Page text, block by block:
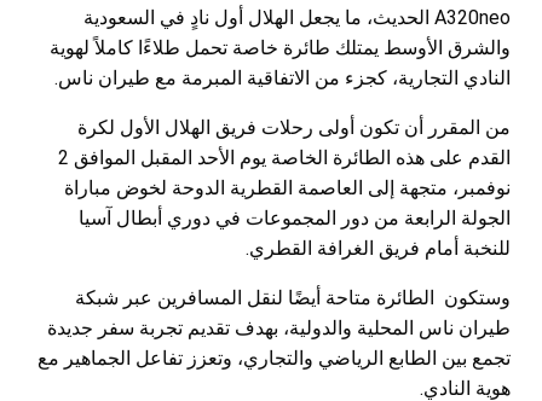
A320neo الحديث، ما يجعل الهلال أول نادٍ في السعودية
والشرق الأوسط يمتلك طائرة خاصة تحمل طلاءًا كاملاً لهوية
النادي التجارية، كجزء من الاتفاقية المبرمة مع طيران ناس.
من المقرر أن تكون أولى رحلات فريق الهلال الأول لكرة
القدم على هذه الطائرة الخاصة يوم الأحد المقبل الموافق 2
نوفمبر، متجهة إلى العاصمة القطرية الدوحة لخوض مباراة
الجولة الرابعة من دور المجموعات في دوري أبطال آسيا
للنخبة أمام فريق الغرافة القطري.
وستكون الطائرة متاحة أيضًا لنقل المسافرين عبر شبكة
طيران ناس المحلية والدولية، بهدف تقديم تجربة سفر جديدة
تجمع بين الطابع الرياضي والتجاري، وتعزز تفاعل الجماهير مع
هوية النادي.